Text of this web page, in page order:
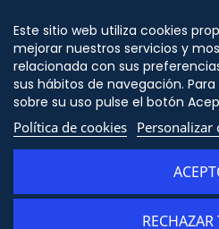
Seguridad
Este sitio web utiliza cookies
mejorar nuestros servicios y
relacionada con sus
sus hábitos de navegación.
sobre su uso pulse el botón
Política de cookies Personalizar